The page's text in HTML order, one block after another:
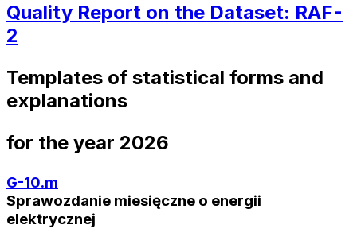
Quality Report on the Dataset: RAF-
2
Templates of statistical forms and
explanations
for the year 2026
G-10.m
Sprawozdanie miesięczne o energii
elektrycznej